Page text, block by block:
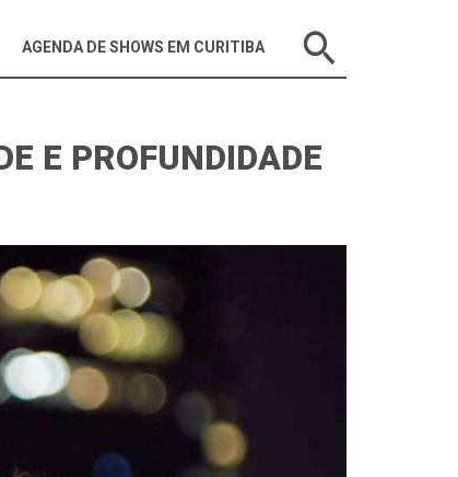
AGENDA DE SHOWS EM CURITIBA
E PROFUNDIDADE